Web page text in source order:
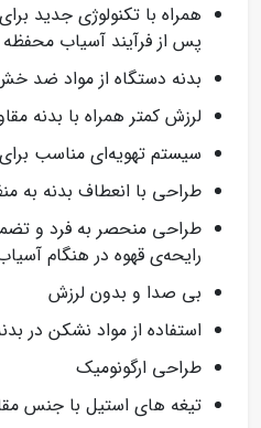
همراه با تکنولوژی جدید
پس از فرآیند آسیاب
بدنه دستگاه از مواد
لرزش کمتر همراه با بدنه
سیستم تهویه‌ای مناسب
طراحی با انعطاف بدنه به
طراحی منحصر به فرد و
رایحه‌ی قهوه در هنگام
بی صدا و بدون لرزش
استفاده از مواد نشکن در
طراحی ارگونومیک
تیغه های استیل با جنس